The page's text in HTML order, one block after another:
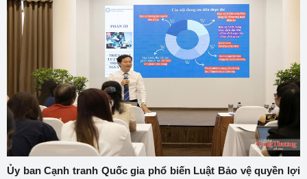
Ủy ban Cạnh tranh Quốc gia phổ biến Luật Bảo vệ quyền lợi